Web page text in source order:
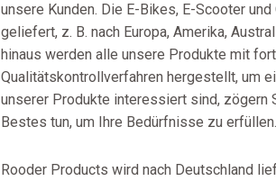
unsere Kunden. Die E-Bikes, E-Scooter
geliefert, z. B. nach Europa, Amerika,
hinaus werden alle unsere Produkte mit
Qualitätskontrollverfahren hergestellt, um
unserer Produkte interessiert sind, zögern
Bestes tun, um Ihre Bedürfnisse zu erfüllen.
Rooder Products wird nach Deutschland